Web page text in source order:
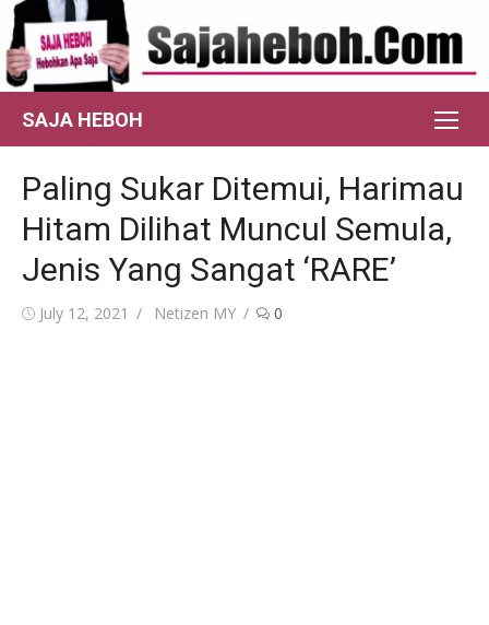
Skip
to
content
SAJA HEBOH
Paling Sukar Ditemui, Harimau
Hitam Dilihat Muncul Semula,
Jenis Yang Sangat ‘RARE’
Posted
July 12, 2021 Author
Netizen MY 0